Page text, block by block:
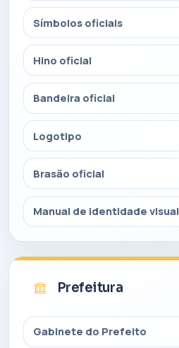
Símbolos oficiais
Hino oficial
Bandeira oficial
Logotipo
Brasão oficial
Manual de identidade visual
Prefeitura
Gabinete do Prefeito